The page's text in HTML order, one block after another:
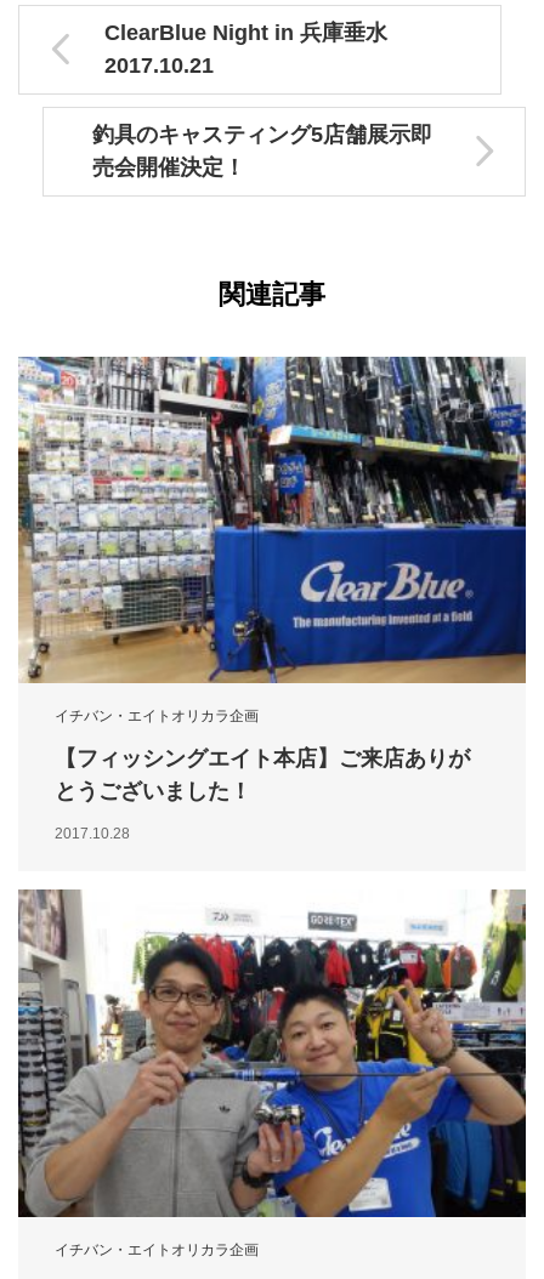
ClearBlue Night in 兵庫垂水
2017.10.21
釣具のキャスティング5店舗展示即
売会開催決定！
関連記事
イチバン・エイトオリカラ企画
【フィッシングエイト本店】ご来店ありが
とうございました！
2017.10.28
イチバン・エイトオリカラ企画